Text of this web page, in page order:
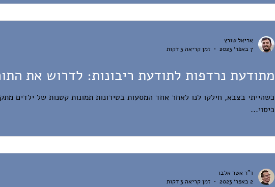
מתודעת נרדפות לתודעת ריבונות: לדרוש את
כשהייתי בצבא, חילקו לנו לאחר אחד המסעות בטירונות תמונות קטנות של ילדים
כיסוי...
אריאל שורץ
7 באפר׳ 2023
זמן קריאה 3 דקות
ד"ר אשר אלבו
2 באפר׳ 2023
זמן קריאה 3 דקות